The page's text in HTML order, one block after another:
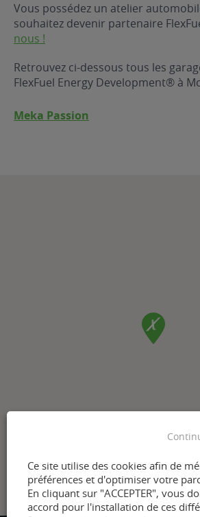
?
Vous possédez un atelier
souhaitez devenir partenaire
nous !
Retrouvez ci-dessous tous les
FlexFuel Energy Development® à
Meka Passion
Ce site utilise des cookies afin de
préférences et d'optimiser votre
En cliquant sur "ACCEPTER", vous
accord pour l'installation de ces